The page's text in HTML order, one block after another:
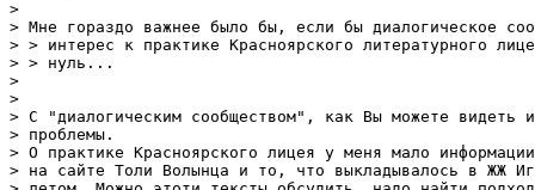
>
> Мне гораздо важнее было бы, если бы диалогическое
> > интерес к практике Красноярского литературного
> > нуль...
>
>
> С "диалогическим сообществом", как Вы можете видеть
> проблемы.
> О практике Красноярского лицея у меня мало
> на сайте Толи Волынца и то, что выкладывалось в ЖЖ